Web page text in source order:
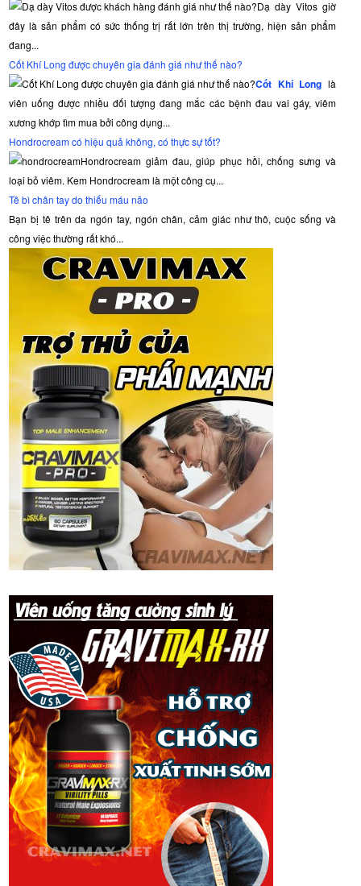
Dạ dày Vitos giờ
đây là sản phẩm có sức thống trị rất lớn trên thị trường, hiện sản phẩm
đang...
Cốt Khí Long được chuyên gia đánh giá như thế nào?
Cốt Khí Long là
viên uống được nhiều đối tượng đang mắc các bệnh đau vai gáy, viêm
xương khớp tìm mua bởi công dụng...
Hondrocream có hiệu quả không, có thực sự tốt?
Hondrocream giảm đau, giúp phục hồi, chống sưng và
loại bỏ viêm. Kem Hondrocream là một công cụ...
Tê bì chân tay do thiếu máu não
Bạn bị tê trên da ngón tay, ngón chân, cảm giác như thô, cuộc sống và
công việc thường rất khó...